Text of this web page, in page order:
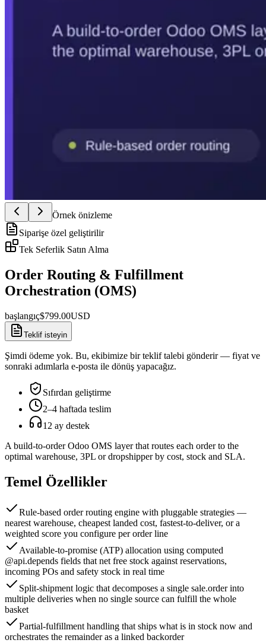
Örnek önizleme
Siparişe özel geliştirilir
Tek Seferlik Satın Alma
Order Routing & Fulfillment
Orchestration (OMS)
başlangıç$799.00USD
Teklif isteyin
Şimdi ödeme yok. Bu, ekibimize bir teklif talebi gönderir — fiyat ve
sonraki adımlarla e-posta ile dönüş yapacağız.
Sıfırdan geliştirme
2–4 haftada teslim
12 ay destek
A build-to-order Odoo OMS layer that routes each order to the
optimal warehouse, 3PL or dropshipper by cost, stock and SLA.
Temel Özellikler
Rule-based order routing engine with pluggable strategies —
nearest warehouse, cheapest landed cost, fastest-to-deliver, or a
weighted score you configure per order line
Available-to-promise (ATP) allocation using computed
@api.depends fields that net free stock against reservations,
incoming POs and safety stock in real time
Split-shipment logic that decomposes a single sale.order into
multiple deliveries when no single source can fulfill the whole
basket
Partial-fulfillment handling that ships what is in stock now and
orchestrates the remainder as a linked backorder